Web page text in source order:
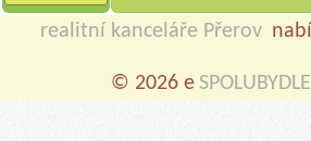
realitní kanceláře Přerov
© 2026 e